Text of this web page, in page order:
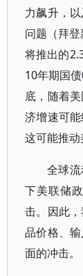
力飙升，
问题（拜
将推出的
10年期国
底，随着
济增速可
这可能推动
全球
下美联储
击。因此
品价格、
面的冲击。